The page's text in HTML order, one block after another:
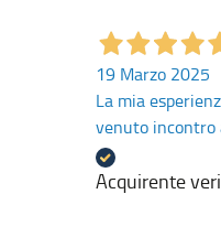
19 Marzo 2025
La mia
venuto incontro
Acquirente